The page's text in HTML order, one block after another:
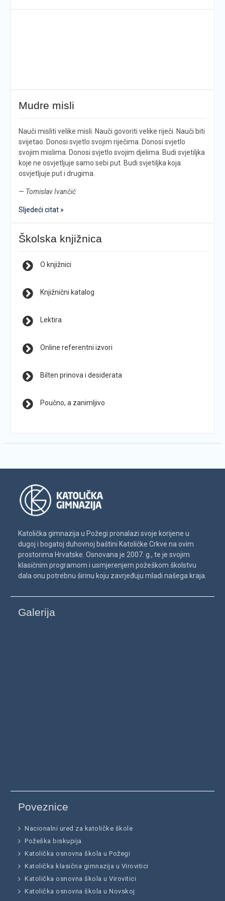
Mudre misli
Nauči misliti velike misli. Nauči govoriti velike riječi. Nauči biti
svijetao. Donosi svjetlo svojim riječima. Donosi svjetlo
svojim mislima. Donosi svjetlo svojim djelima. Budi svjetiljka
koje ne osvjetljuje samo sebi put. Budi svjetiljka koja
osvjetljuje put i drugima.
— Tomislav Ivančić
Sljedeći citat »
Školska knjižnica
O knjižnici
Knjižnični katalog
Lektira
Online referentni izvori
Bilten prinova i desiderata
Poučno, a zanimljivo
Katolička gimnazija u Požegi pronalazi svoje korijene u
dugoj i bogatoj duhovnoj baštini Katoličke Crkve na ovim
prostorima Hrvatske. Osnovana je 2007. g., te je svojim
klasičnim programom i usmjerenjem požeškom školstvu
dala onu potrebnu širinu koju zavrjeđuju mladi našega kraja.
Galerija
Poveznice
Nacionalni ured za katoličke škole
Požeška biskupija
Katolička osnovna škola u Požegi
Katolička klasična gimnazija u Virovitici
Katolička osnovna škola u Virovitici
Katolička osnovna škola u Novskoj